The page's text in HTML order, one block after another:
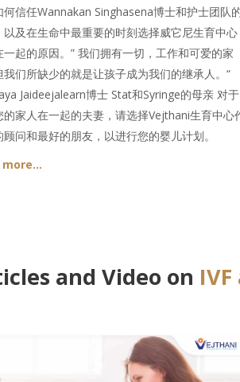
何信任Wannakan Singhasena博士和护士团队
以及在生命中最重要的时刻选择威它尼生育中心
一起的原因。” 我们拥有一切，工作和可爱的家
我们所缺少的就是让孩子成为我们的继承人。“
Jaideejalearn博士 Stat和Syringe的母亲 对于
的家人在一起的夫妻，请选择Vejthani生育中心
顾问和最好的朋友，以进行您的婴儿计划。
more…
and Video on IVF